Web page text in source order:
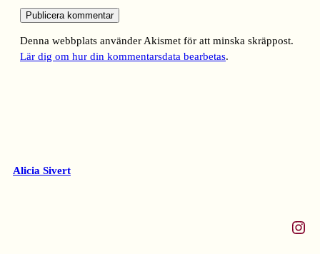
Denna webbplats använder Akismet för att minska skräppost.
Lär dig om hur din kommentarsdata bearbetas.
Alicia Sivert
Instagram